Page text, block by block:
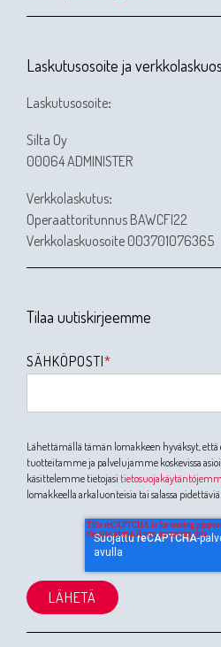
Laskutusosoite ja
Laskutusosoite:
Silta Oy
00064 ADMINISTER
Verkkolaskutus:
Operaattoritunnus BAWCFI22
Verkkolaskuosoite 003701076365
Tilaa uutiskirjeemme
SÄHKÖPOSTI*
Lähettämällä tämän lomakkeen hyväksyt,
tuotteitamme ja palvelujamme koskevissa
käsittelemme tietojasi
lomakkeella arkaluonteisia tai salassa